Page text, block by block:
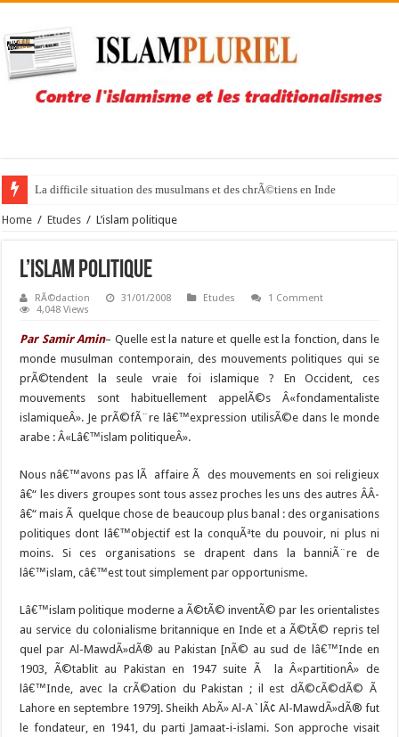
NoÃ«l libre mais sous bonne garde pour la Pakistanaise Asia Bibi
Home / Etudes / L’islam politique
L’islam politique
RÃ©daction 31/01/2008 Etudes
1 Comment
4,048 Views
Par Samir Amin– Quelle est la nature et quelle est la fonction, dans le
monde musulman contemporain, des mouvements politiques qui se
prÃ©tendent la seule vraie foi islamique ? En Occident, ces
mouvements sont habituellement appelÃ©s Â«fondamentaliste
islamiqueÂ». Je prÃ©fÃ¨re lâ€™expression utilisÃ©e dans le monde
arabe : Â«Lâ€™islam politiqueÂ».
Nous nâ€™avons pas lÃ affaire Ã des mouvements en soi religieux
â€“ les divers groupes sont tous assez proches les uns des autres Â­Â­
â€“ mais Ã quelque chose de beaucoup plus banal : des organisations
politiques dont lâ€™objectif est la conquÃªte du pouvoir, ni plus ni
moins. Si ces organisations se drapent dans la banniÃ¨re de
lâ€™islam, câ€™est tout simplement par opportunisme.
Lâ€™islam politique moderne a Ã©tÃ© inventÃ© par les orientalistes
au service du colonialisme britannique en Inde et a Ã©tÃ© repris tel
quel par Al-MawdÃ»dÃ® au Pakistan [nÃ© au sud de lâ€™Inde en
1903, Ã©tablit au Pakistan en 1947 suite Ã la Â«partitionÂ» de
lâ€™Inde, avec la crÃ©ation du Pakistan ; il est dÃ©cÃ©dÃ© Ã
Lahore en septembre 1979]. Sheikh AbÃ» Al-A`lÃ¢ Al-MawdÃ»dÃ® fut
le fondateur, en 1941, du parti Jamaat-i-islami. Son approche visait